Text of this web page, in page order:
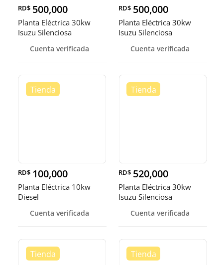
RD$ 500,000
Planta Eléctrica 30kw
Isuzu Silenciosa
Cuenta verificada
RD$ 500,000
Planta Eléctrica 30kw
Isuzu Silenciosa
Cuenta verificada
RD$ 100,000
Planta Eléctrica 10kw
Diesel
Cuenta verificada
RD$ 520,000
Planta Eléctrica 30kw
Isuzu Silenciosa
Cuenta verificada